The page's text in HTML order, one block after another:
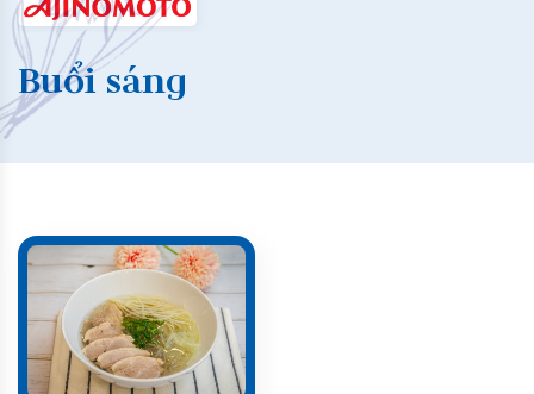
Buổi sáng